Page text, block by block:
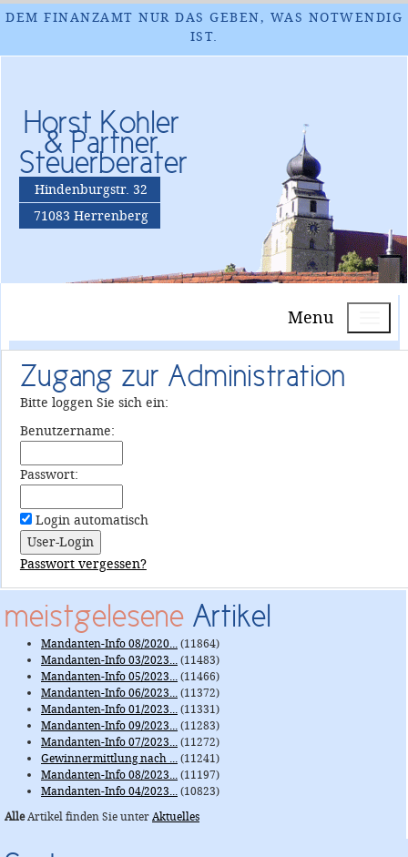
DEM FINANZAMT NUR DAS GEBEN, WAS NOTWENDIG
IST.
Horst Kohler
& Partner
Steuerberater
Hindenburgstr. 32
71083 Herrenberg
Menu
Zugang zur Administration
Bitte loggen Sie sich ein:
Benutzername:
Passwort:
Login automatisch
Passwort vergessen?
meistgelesene Artikel
Mandanten-Info 08/2020...(11864)
Mandanten-Info 03/2023...(11483)
Mandanten-Info 05/2023...(11466)
Mandanten-Info 06/2023...(11372)
Mandanten-Info 01/2023...(11331)
Mandanten-Info 09/2023...(11283)
Mandanten-Info 07/2023...(11272)
Gewinnermittlung nach ...(11241)
Mandanten-Info 08/2023...(11197)
Mandanten-Info 04/2023...(10823)
AlleArtikel finden Sie unterAktuelles